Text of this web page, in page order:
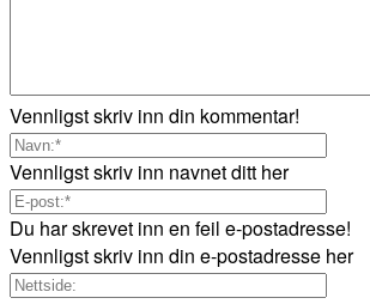
Vennligst skriv inn din kommentar!
Vennligst skriv inn navnet ditt her
Du har skrevet inn en feil e-postadresse!
Vennligst skriv inn din e-postadresse her